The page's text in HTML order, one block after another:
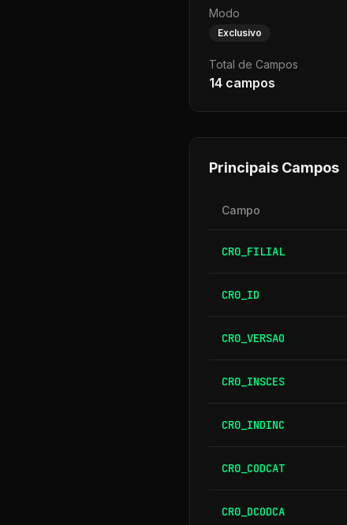
Modo
Exclusivo
Total de Campos
14 campos
Principais Campos
Campo
CR0_FILIAL
CR0_ID
CR0_VERSAO
CR0_INSCES
CR0_INDINC
CR0_CODCAT
CR0_DCODCA